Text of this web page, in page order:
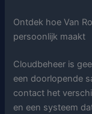
Ontdek hoe Van
persoonlijk maakt
Cloudbeheer is
een doorlopende
contact het
en een systeem